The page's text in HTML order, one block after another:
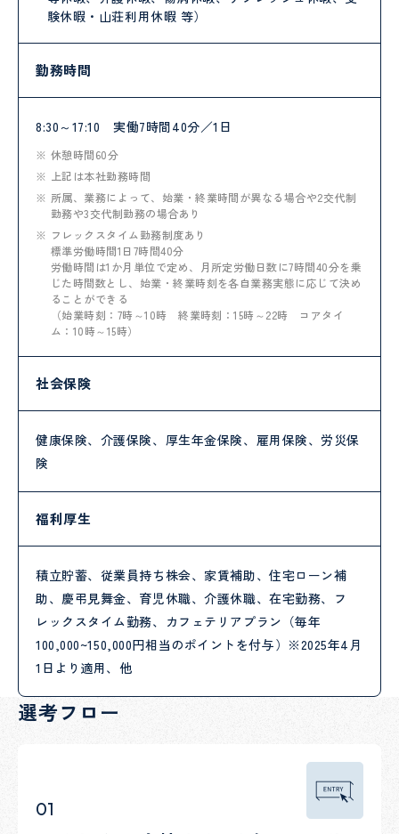
験休暇・山荘利用休暇 等）
勤務時間
8:30～17:10 実働7時間40分／1日
休憩時間60分
上記は本社勤務時間
所属、業務によって、始業・終業時間が異なる場合や2交代制
勤務や3交代制勤務の場合あり
フレックスタイム勤務制度あり
標準労働時間1日7時間40分
労働時間は1か月単位で定め、月所定労働日数に7時間40分を乗
じた時間数とし、始業・終業時刻を各自業務実態に応じて決め
ることができる
（始業時刻：7時～10時 終業時刻：15時～22時 コアタイ
ム：10時～15時）
社会保険
健康保険、介護保険、厚生年金保険、雇用保険、労災保
険
福利厚生
積立貯蓄、従業員持ち株会、家賃補助、住宅ローン補
助、慶弔見舞金、育児休職、介護休職、在宅勤務、フ
レックスタイム勤務、カフェテリアプラン（毎年
100,000~150,000円相当のポイントを付与）※2025年4月
1日より適用、他
選考フロー
01